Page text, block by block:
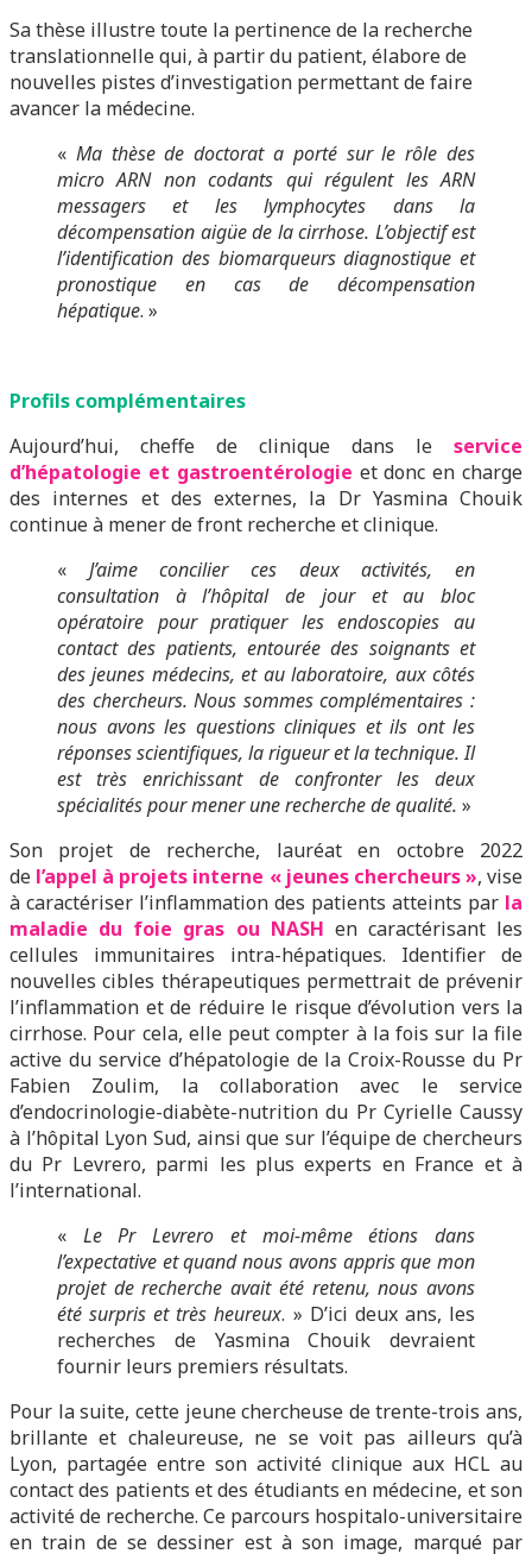
Sa thèse illustre toute la pertinence de la recherche
translationnelle qui, à partir du patient, élabore de
nouvelles pistes d’investigation permettant de faire
avancer la médecine.
« Ma thèse de doctorat a porté sur le rôle des
micro ARN non codants qui régulent les ARN
messagers et les lymphocytes dans la
décompensation aigüe de la cirrhose. L’objectif est
l’identification des biomarqueurs diagnostique et
pronostique en cas de décompensation
hépatique. »
Profils complémentaires
Aujourd’hui, cheffe de clinique dans le service
d’hépatologie et gastroentérologie et donc en charge
des internes et des externes, la Dr Yasmina Chouik
continue à mener de front recherche et clinique.
« J’aime concilier ces deux activités, en
consultation à l’hôpital de jour et au bloc
opératoire pour pratiquer les endoscopies au
contact des patients, entourée des soignants et
des jeunes médecins, et au laboratoire, aux côtés
des chercheurs. Nous sommes complémentaires :
nous avons les questions cliniques et ils ont les
réponses scientifiques, la rigueur et la technique. Il
est très enrichissant de confronter les deux
spécialités pour mener une recherche de qualité. »
Son projet de recherche, lauréat en octobre 2022
de l’appel à projets interne « jeunes chercheurs », vise
à caractériser l’inflammation des patients atteints par la
maladie du foie gras ou NASH en caractérisant les
cellules immunitaires intra-hépatiques. Identifier de
nouvelles cibles thérapeutiques permettrait de prévenir
l’inflammation et de réduire le risque d’évolution vers la
cirrhose. Pour cela, elle peut compter à la fois sur la file
active du service d’hépatologie de la Croix-Rousse du Pr
Fabien Zoulim, la collaboration avec le service
d’endocrinologie-diabète-nutrition du Pr Cyrielle Caussy
à l’hôpital Lyon Sud, ainsi que sur l’équipe de chercheurs
du Pr Levrero, parmi les plus experts en France et à
l’international.
« Le Pr Levrero et moi-même étions dans
l’expectative et quand nous avons appris que mon
projet de recherche avait été retenu, nous avons
été surpris et très heureux. » D’ici deux ans, les
recherches de Yasmina Chouik devraient
fournir leurs premiers résultats.
Pour la suite, cette jeune chercheuse de trente-trois ans,
brillante et chaleureuse, ne se voit pas ailleurs qu’à
Lyon, partagée entre son activité clinique aux HCL au
contact des patients et des étudiants en médecine, et son
activité de recherche. Ce parcours hospitalo-universitaire
en train de se dessiner est à son image, marqué par